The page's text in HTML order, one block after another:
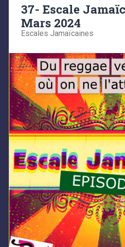
37- Escale
Mars 2024
Escales Jamaïcaines